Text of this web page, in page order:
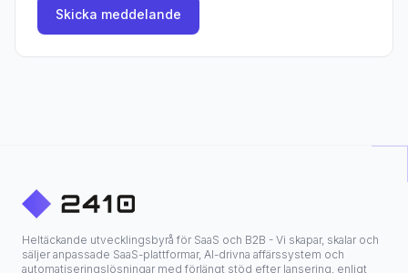
Skicka meddelande
Heltäckande utvecklingsbyrå för SaaS och B2B - Vi skapar, skalar och
säljer anpassade SaaS-plattformar, AI-drivna affärssystem och
automatiseringslösningar med förlängt stöd efter lansering, enligt